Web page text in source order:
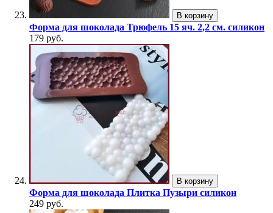
В корзину
Форма для шоколада Трюфель 15 яч. 2,2 см. силикон
179 руб.
В корзину
Форма для шоколада Плитка Пузыри силикон
249 руб.